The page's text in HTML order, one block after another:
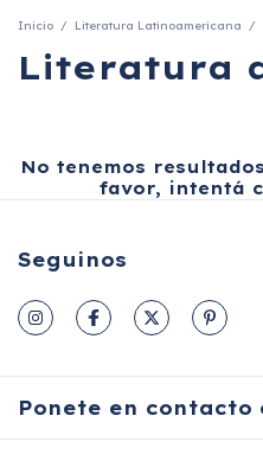
Inicio / Literatura Latinoamericana /
Literatura
No tenemos
favor, intentá
Seguinos
Ponete en contacto